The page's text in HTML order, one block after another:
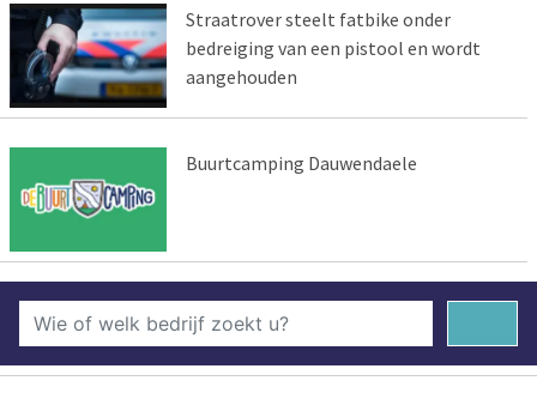
Straatrover steelt fatbike onder
bedreiging van een pistool en wordt
aangehouden
Buurtcamping Dauwendaele